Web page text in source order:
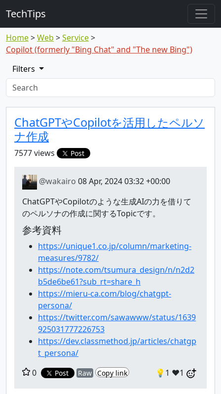
TechTips
Home Web
Service
Copilot (formerly "Bing Chat" and "The new Bing")
Filters
Highlighted topic
Topic
ChatGPTやCopilotを活用したペルソ
ナ作成
7577 views Post
@wakairo 08 Apr, 2024 03:32 +00:00
ChatGPTやCopilotのような生成AIの力を借りて
のペルソナの作成に関するTopicです。
参考資料
https://unique1.co.jp/column/marketing-
measures/9782/
https://note.com/tsumura_design/n/n2d2
b5de6be61?sub_rt=share_h
https://mieru-ca.com/blog/chatgpt-
persona/
https://twitter.com/sawawww/status/1639
925031777226753
https://dev.classmethod.jp/articles/chatgp
t_persona/
0
Post Raw Copy link 💡1 ❤️1